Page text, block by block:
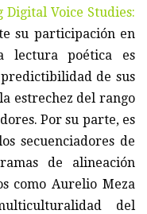
Digital Voice Studies:
su participación en
lectura poética es
de sus
estrechez del rango
Por su parte, es
secuenciadores de
de alineación
como Aurelio Meza
del